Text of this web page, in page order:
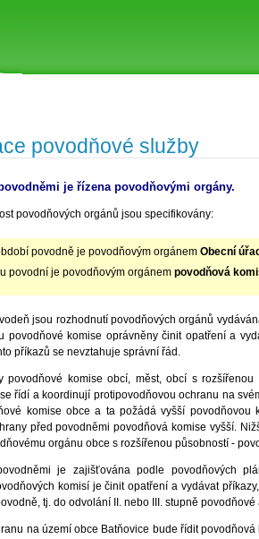
povodňové služby
je řízena povodňovými orgány.
povodňových orgánů jsou specifikovány:
povodně je povodňovým orgánem Obecní
povodní je povodňovým orgánem povodňová
jsou rozhodnutí povodňových orgánů
povodňové komise oprávněny činit opatření a
příkazů se nevztahuje správní řád.
povodňové komise obcí, měst, obcí s
řídí a koordinují protipovodňovou ochranu na
komise obce a ta požádá vyšší
před povodněmi povodňová komise vyšší.
orgánu obce s rozšířenou působností -
je zajišťována podle povodňových
komisí je činit opatření a vydávat
tj. do odvolání II. nebo III. stupně povodňové
na území obce Batňovice bude řídit